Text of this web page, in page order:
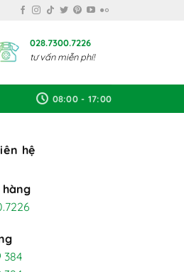
028.7300.7226
tư vấn miễn phí!
08:00 - 17:00
hệ